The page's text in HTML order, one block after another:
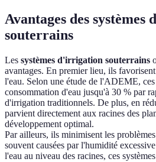
Avantages des
souterrains
Les systèmes d'irrigation souterrains
avantages. En premier lieu, ils
l'eau. Selon une étude de l'ADEME,
consommation d'eau jusqu'à 30 % par
d'irrigation traditionnels. De plus, en
parvient directement aux racines des
développement optimal.
Par ailleurs, ils minimisent les
souvent causées par l'humidité
l'eau au niveau des racines, ces